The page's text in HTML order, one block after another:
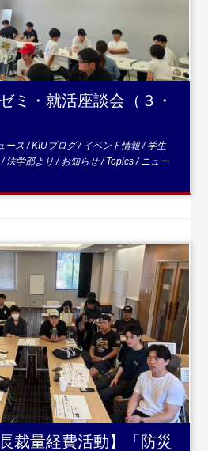
を読む
ミ・就活座談会（３・
ース/KIUブログ/ イベント情報/学生
/法学部より/お知らせ/Topics/ニュー
裁量経費活動】「防災